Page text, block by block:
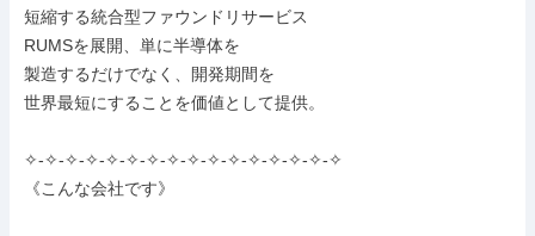
短縮する統合型ファウンドリサービス
RUMSを展開、単に半導体を
製造するだけでなく、開発期間を
世界最短にすることを価値として提供。
✧-✧-✧-✧-✧-✧-✧-✧-✧-✧-✧-✧-✧-✧-✧-✧
《こんな会社です》